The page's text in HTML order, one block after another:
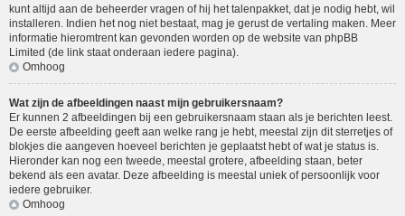
kunt altijd aan de beheerder vragen of hij het talenpakket, dat je nodig hebt, wil
installeren. Indien het nog niet bestaat, mag je gerust de vertaling maken. Meer
informatie hieromtrent kan gevonden worden op de website van phpBB
Limited (de link staat onderaan iedere pagina).
Omhoog
Wat zijn de afbeeldingen naast mijn gebruikersnaam?
Er kunnen 2 afbeeldingen bij een gebruikersnaam staan als je berichten leest.
De eerste afbeelding geeft aan welke rang je hebt, meestal zijn dit sterretjes of
blokjes die aangeven hoeveel berichten je geplaatst hebt of wat je status is.
Hieronder kan nog een tweede, meestal grotere, afbeelding staan, beter
bekend als een avatar. Deze afbeelding is meestal uniek of persoonlijk voor
iedere gebruiker.
Omhoog